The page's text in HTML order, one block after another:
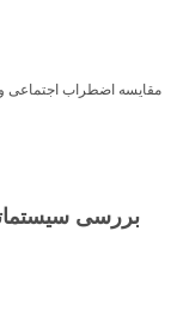
مقایسه اضطراب اجتماعی و
بررسی